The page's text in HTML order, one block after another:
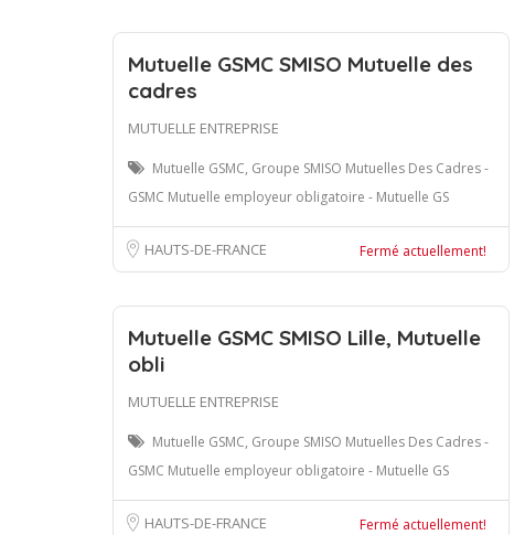
Mutuelle GSMC SMISO Mutuelle des
cadres
MUTUELLE ENTREPRISE
Mutuelle GSMC, Groupe SMISO Mutuelles Des Cadres -
GSMC Mutuelle employeur obligatoire - Mutuelle GS
HAUTS-DE-FRANCE Fermé actuellement!
Mutuelle GSMC SMISO Lille, Mutuelle
obli
MUTUELLE ENTREPRISE
Mutuelle GSMC, Groupe SMISO Mutuelles Des Cadres -
GSMC Mutuelle employeur obligatoire - Mutuelle GS
HAUTS-DE-FRANCE Fermé actuellement!